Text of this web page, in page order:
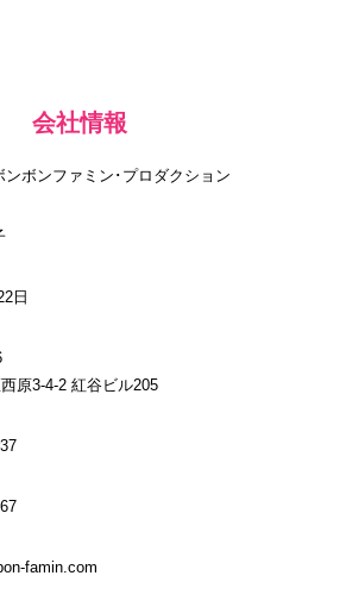
会社情報
ボンファミン･プロダクション
日
原3-4-2 紅谷ビル205
famin.com